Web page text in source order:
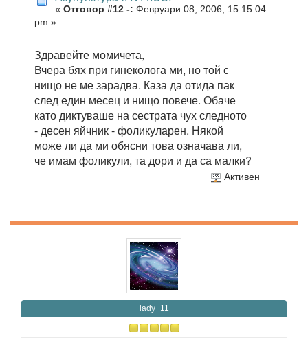
« Отговор #12 -: Февруари 08, 2006, 15:15:04
pm »
Здравейте момичета,
Вчера бях при гинеколога ми, но той с
нищо не ме зарадва. Каза да отида пак
след един месец и нищо повече. Обаче
като диктуваше на сестрата чух следното
- десен яйчник - фоликуларен. Някой
може ли да ми обясни това означава ли,
че имам фоликули, та дори и да са малки?
Активен
lady_11